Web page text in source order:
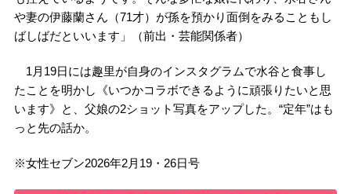
や妻の伊藤蘭さん（71才）が孫を預かり面倒をみることもし
ばしばだといいます」（前出・芸能関係者）
1月19日には趣里が自身のインスタグラムで水谷と食事し
たことを明かし《いつかコラボできるように頑張りたいと思
います》と、父娘の2ショット写真をアップした。“定年”はも
っと先の話か。
※女性セブン2026年2月 19・ 26日号